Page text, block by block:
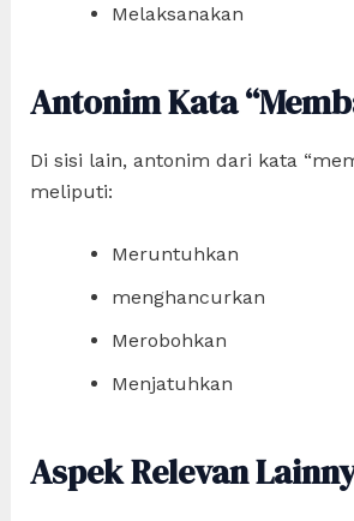
Melaksanakan
Antonim Kata
Di sisi lain, antonim dari kata
meliputi:
Meruntuhkan
menghancurkan
Merobohkan
Menjatuhkan
Aspek Relevan